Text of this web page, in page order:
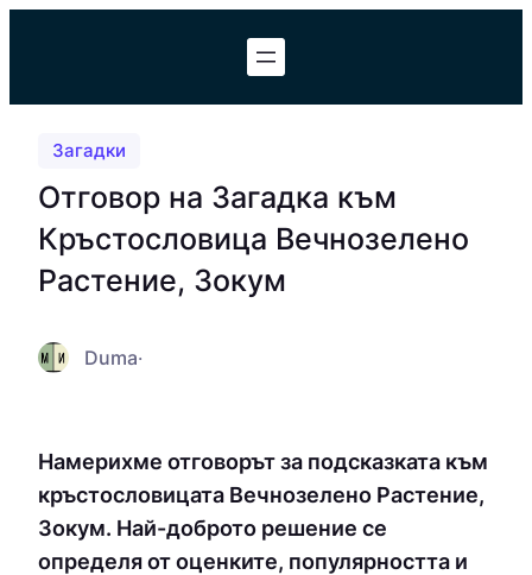
Загадки
Отговор на Загадка към
Кръстословица Вечнозелено
Растение, Зокум
Duma·
Намерихме отговорът за подсказката към
кръстословицата Вечнозелено Растение,
Зокум. Най-доброто решение се
определя от оценките, популярността и